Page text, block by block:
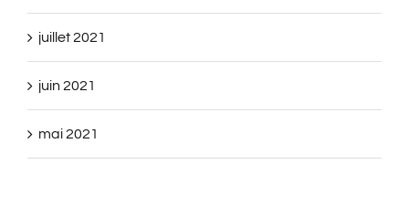
juillet 2021
juin 2021
mai 2021